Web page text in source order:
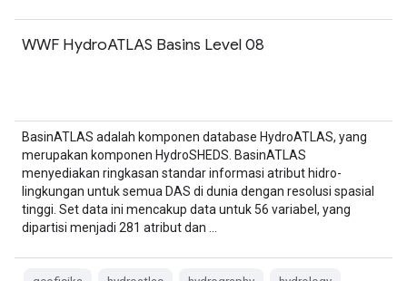
WWF HydroATLAS Basins Level 08
BasinATLAS adalah komponen database HydroATLAS, yang
merupakan komponen HydroSHEDS. BasinATLAS
menyediakan ringkasan standar informasi atribut hidro-
lingkungan untuk semua DAS di dunia dengan resolusi spasial
tinggi. Set data ini mencakup data untuk 56 variabel, yang
dipartisi menjadi 281 atribut dan …